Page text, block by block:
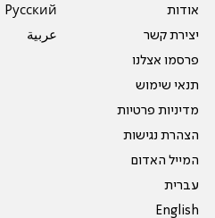
אודות
יצירת קשר
פרסמו אצלנו
תנאי שימוש
מדיניות פרטיות
הצהרת נגישות
המייל האדום
עברית
English
Pусский
عربية